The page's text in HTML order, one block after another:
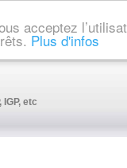
acceptez
Plus d'infos
etc